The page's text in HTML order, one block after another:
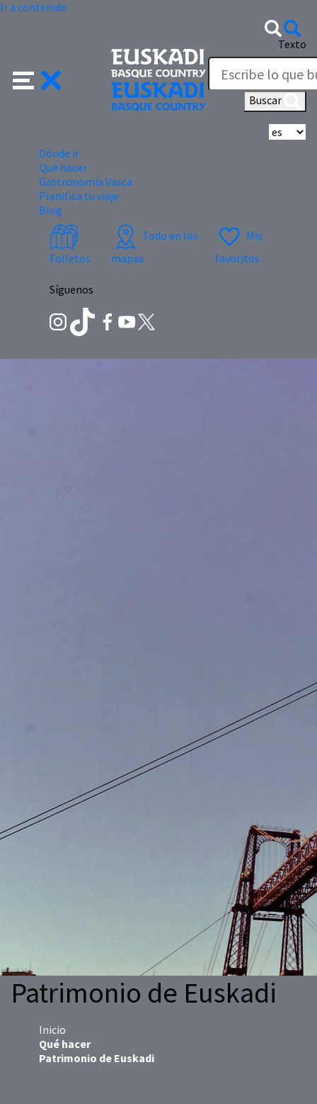
Ir a contenido
Texto
Buscar
Dónde ir
Qué hacer
Gastronomía Vasca
Planifica tu viaje
Blog
Folletos
Todo en los
mapas
Mis
favoritos
Síguenos
Patrimonio de Euskadi
Inicio
Qué hacer
Patrimonio de Euskadi